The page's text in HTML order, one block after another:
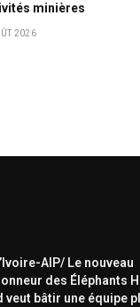
minières
2026
AIP/ Le nouveau
des Éléphants
veut bâtir une équipe